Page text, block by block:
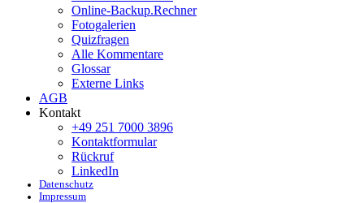
Online-Backup.Rechner
Fotogalerien
Quizfragen
Alle Kommentare
Glossar
Externe Links
AGB
Kontakt
+49 251 7000 3896
Kontaktformular
Rückruf
LinkedIn
Datenschutz
Impressum